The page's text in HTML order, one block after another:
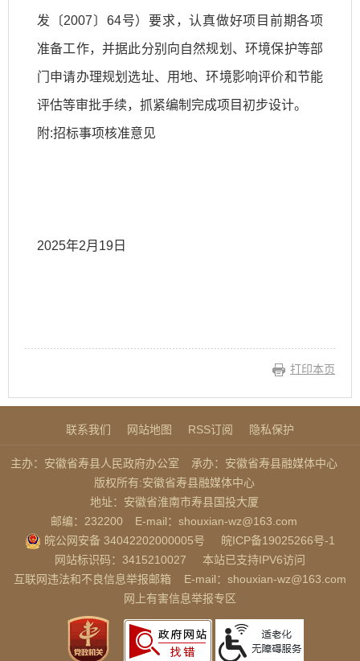
发〔2007〕64号）要求，认真做好项目前期各项
准备工作，并据此分别向自然规划、环境保护等部
门申请办理规划选址、用地、环境影响评价和节能
评估等审批手续，抓紧编制完成项目初步设计。
附:招标事项核准意见
2025年2月19日
打印本页
联系我们 网站地图 RSS订阅 隐私保护
主办：安徽省寿县人民政府办公室
承办：安徽省寿县融媒体中心
版权所有:安徽省寿县融媒体中心
地址：安徽省淮南市寿县国投大厦
邮编：232200
E-mail：shouxian-wz@163.com
皖公网安备 34042202000005号
皖ICP备19025266号-1
网站标识码：3415210027
本站已支持IPV6访问
互联网违法和不良信息举报邮箱
E-mail：shouxian-wz@163.com
网上有害信息举报专区